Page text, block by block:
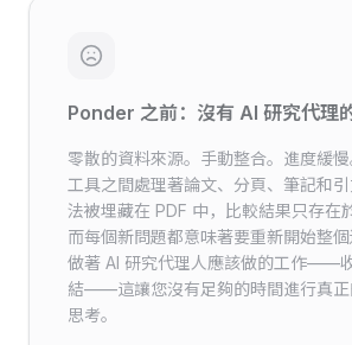
Ponder 之前：沒有 AI 研究代理
零散的資料來源。手動整合。進度緩
工具之間處理著論文、分頁、筆記和
法被埋藏在 PDF 中，比較結果只存在
而每個新問題都意味著要重新開始整
做著 AI 研究代理人應該做的工作——
結——這讓您沒有足夠的時間進行真正
思考。